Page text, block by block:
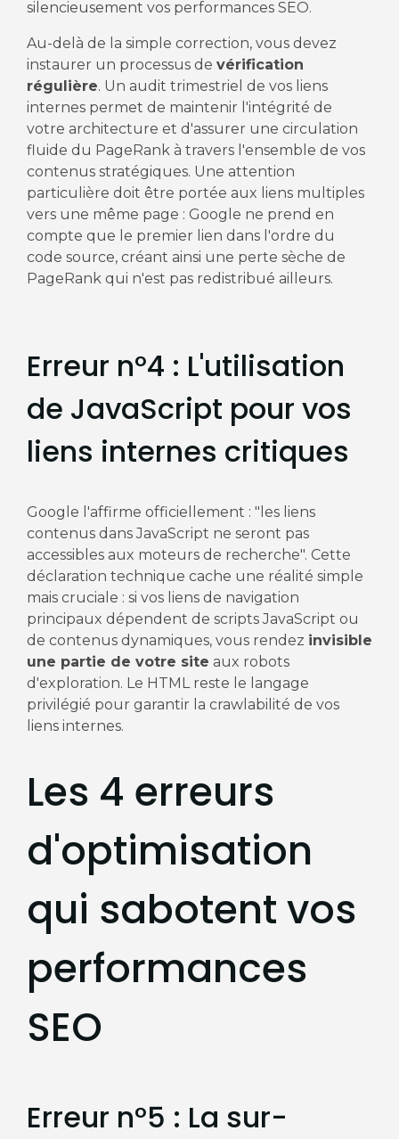
silencieusement vos performances SEO.
Au-delà de la simple correction, vous devez
instaurer un processus de vérification
régulière. Un audit trimestriel de vos liens
internes permet de maintenir l'intégrité de
votre architecture et d'assurer une circulation
fluide du PageRank à travers l'ensemble de vos
contenus stratégiques. Une attention
particulière doit être portée aux liens multiples
vers une même page : Google ne prend en
compte que le premier lien dans l'ordre du
code source, créant ainsi une perte sèche de
PageRank qui n'est pas redistribué ailleurs.
Erreur n°4 : L'utilisation
de JavaScript pour vos
liens internes critiques
Google l'affirme officiellement : "les liens
contenus dans JavaScript ne seront pas
accessibles aux moteurs de recherche". Cette
déclaration technique cache une réalité simple
mais cruciale : si vos liens de navigation
principaux dépendent de scripts JavaScript ou
de contenus dynamiques, vous rendez invisible
une partie de votre site aux robots
d'exploration. Le HTML reste le langage
privilégié pour garantir la crawlabilité de vos
liens internes.
Les 4 erreurs
d'optimisation
qui sabotent vos
performances
SEO
Erreur n°5 : La sur-